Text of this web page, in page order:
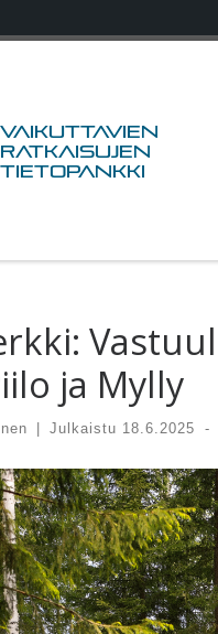
Vaikuttavien
ratkaisujen
tietopankki
ja Mylly
Julkaistu 18.6.2025 -